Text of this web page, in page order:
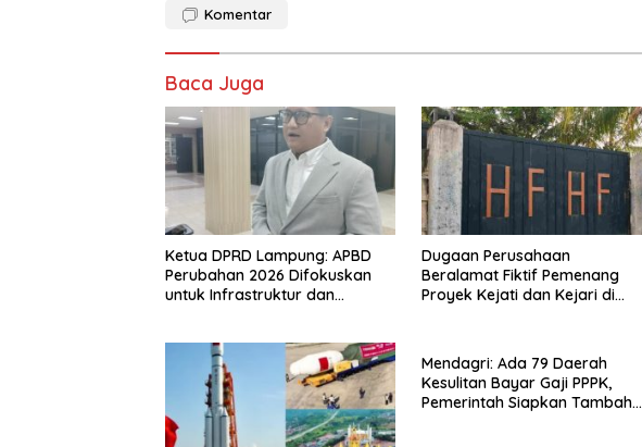
Komentar
Baca Juga
Ketua DPRD Lampung: APBD
Perubahan 2026 Difokuskan
untuk Infrastruktur dan
Dugaan Perusahaan
Beralamat Fiktif Pemenang
Proyek Kejati dan Kejari di
Lahan Kosong, Dinas PKPCK
Disorot
Mendagri: Ada 79 Daerah
Kesulitan Bayar Gaji PPPK,
Pemerintah Siapkan Tambahan